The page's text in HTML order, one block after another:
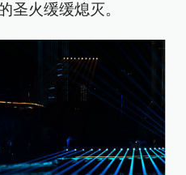
圣火缓缓熄灭。